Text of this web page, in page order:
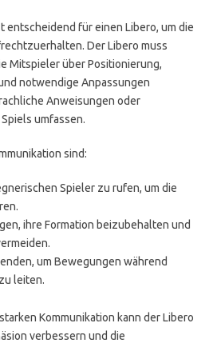
entscheidend für einen Libero, um die
Der Libero muss
Mitspieler über Positionierung,
notwendige Anpassungen
Anweisungen oder
umfassen.
sind:
Spieler zu rufen, um die
ihre Formation beizubehalten und
um Bewegungen während
leiten.
Kommunikation kann der Libero
verbessern und die